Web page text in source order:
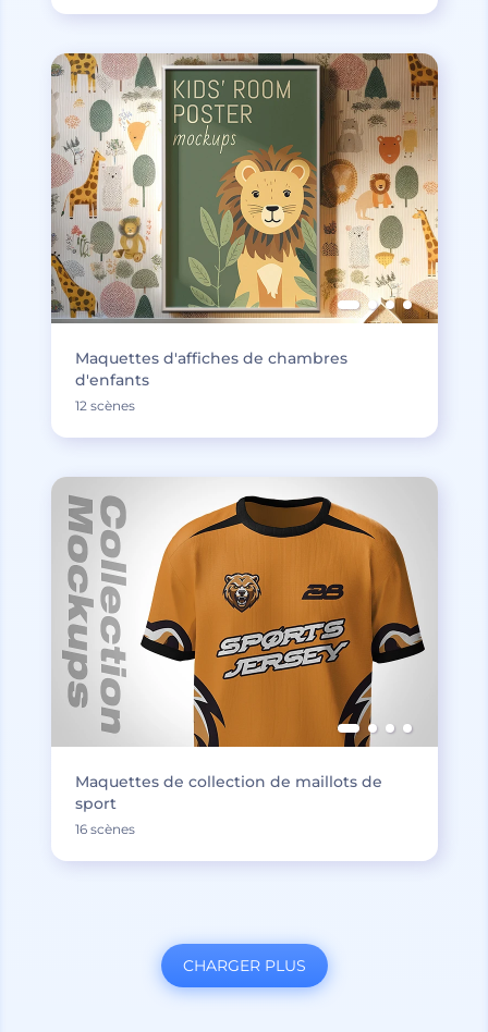
Maquettes d'affiches de chambres
d'enfants
12 scènes
Maquettes de collection de maillots de
sport
16 scènes
CHARGER PLUS